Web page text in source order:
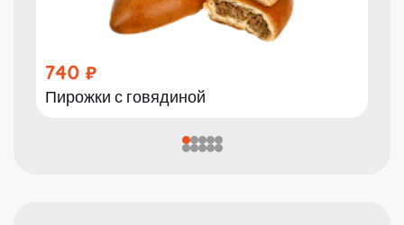
740
Пирожки с говядиной